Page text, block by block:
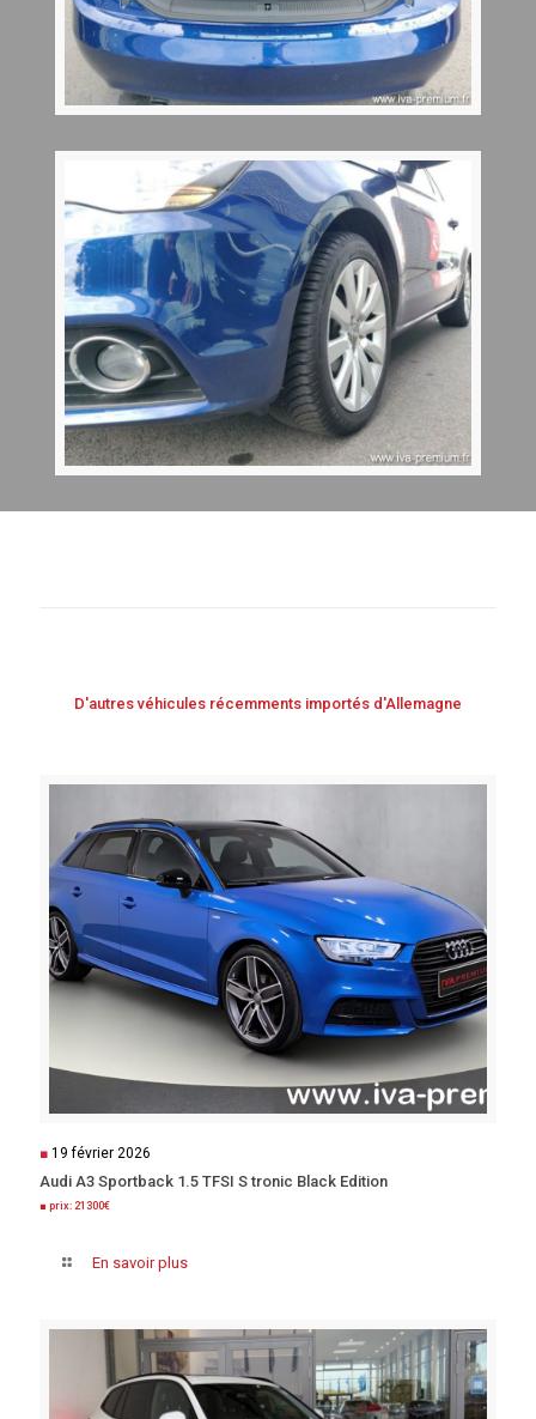
D'autres véhicules récemments importés d'Allemagne
■ 19 février 2026
Audi A3 Sportback 1.5 TFSI S tronic Black Edition
■ prix: 21300€
En savoir plus